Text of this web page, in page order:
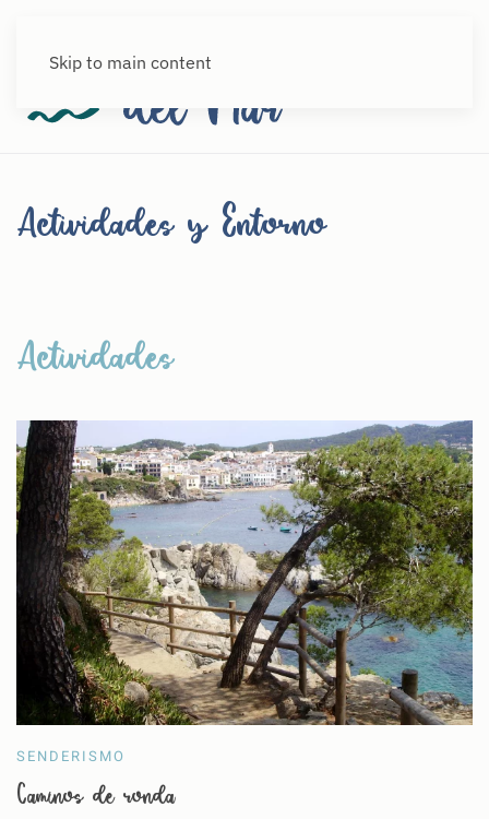
Skip to main content
Actividades y Entorno
Actividades
SENDERISMO
Caminos de ronda